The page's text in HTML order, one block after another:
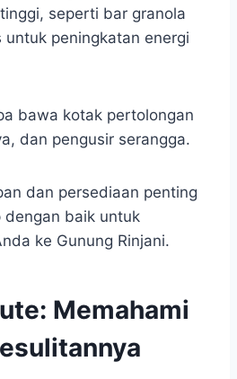
seperti bar granola
peningkatan energi
bawa kotak pertolongan
dan pengusir serangga.
dan persediaan penting
dengan baik untuk
ke Gunung Rinjani.
Memahami